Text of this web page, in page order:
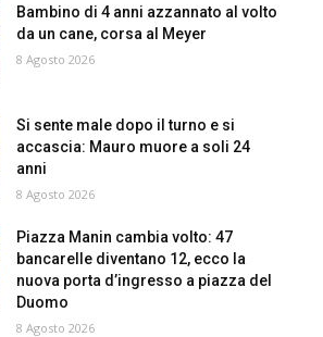
Bambino di 4 anni azzannato al volto
da un cane, corsa al Meyer
8 Agosto 2026
Si sente male dopo il turno e si
accascia: Mauro muore a soli 24
anni
8 Agosto 2026
Piazza Manin cambia volto: 47
bancarelle diventano 12, ecco la
nuova porta d’ingresso a piazza del
Duomo
8 Agosto 2026